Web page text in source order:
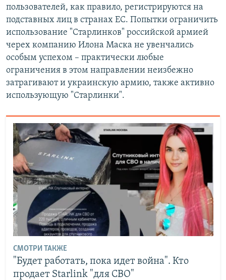
пользователей, как правило, регистрируются на
подставных лиц в странах ЕС. Попытки ограничить
использование "Старлинков" российской армией
черех компанию Илона Маска не увенчались
особым успехом – практически любые
ограничения в этом направлении неизбежно
затрагивают и украинскую армию, также активно
использующую "Старлинки".
СМОТРИ ТАКЖЕ
"Будет работать, пока идет война". Кто
продает Starlink "для СВО"